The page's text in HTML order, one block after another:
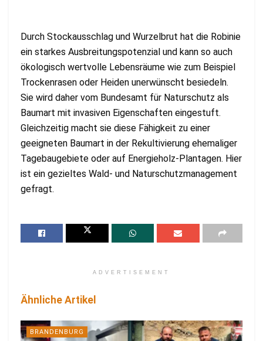
Durch Stockausschlag und Wurzelbrut hat die Robinie
ein starkes Ausbreitungspotenzial und kann so auch
ökologisch wertvolle Lebensräume wie zum Beispiel
Trockenrasen oder Heiden unerwünscht besiedeln.
Sie wird daher vom Bundesamt für Naturschutz als
Baumart mit invasiven Eigenschaften eingestuft.
Gleichzeitig macht sie diese Fähigkeit zu einer
geeigneten Baumart in der Rekultivierung ehemaliger
Tagebaugebiete oder auf Energieholz-Plantagen. Hier
ist ein gezieltes Wald- und Naturschutzmanagement
gefragt.
ADVERTISEMENT
Ähnliche Artikel
BRANDENBURG